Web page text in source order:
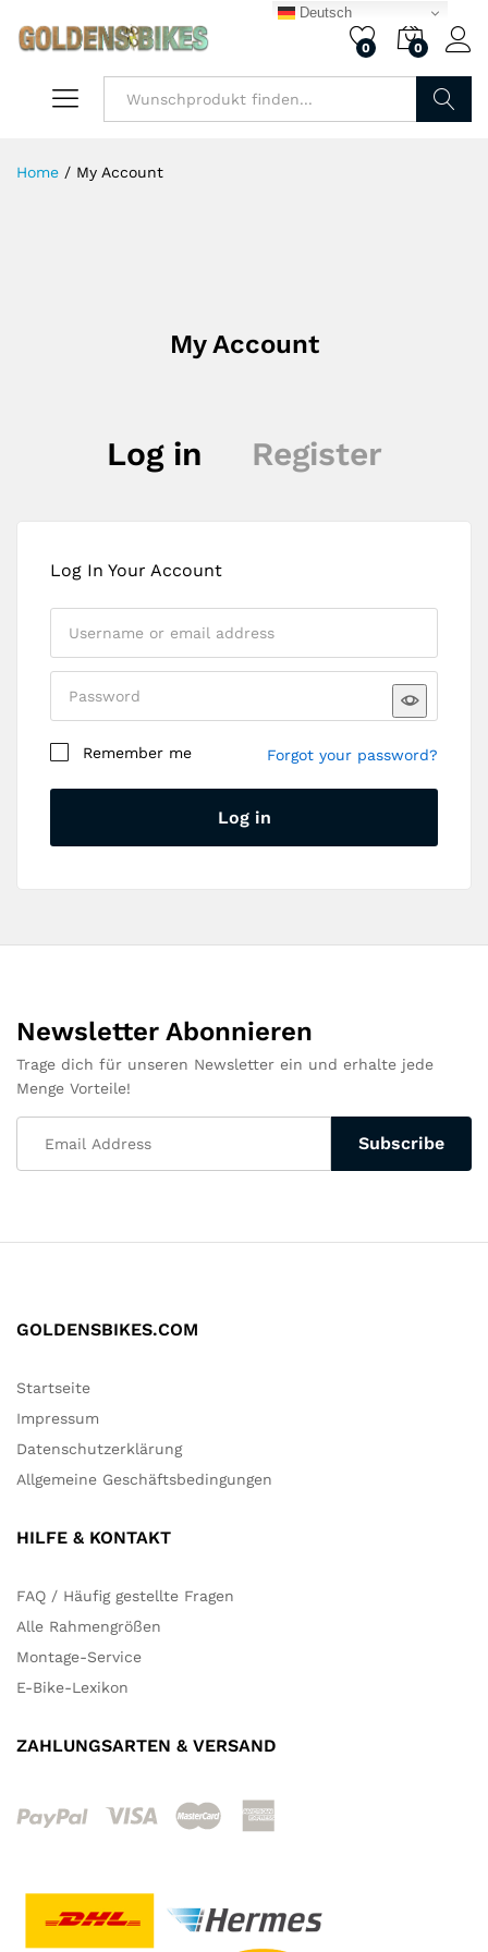
0 0
Home / My Account
My Account
Log in Register
Log In Your Account
Remember me Forgot your password?
Log in
Newsletter Abonnieren
Trage dich für unseren Newsletter ein und erhalte jede
Menge Vorteile!
GOLDENSBIKES.COM
Startseite
Impressum
Datenschutzerklärung
Allgemeine Geschäftsbedingungen
HILFE & KONTAKT
FAQ / Häufig gestellte Fragen
Alle Rahmengrößen
Montage-Service
E-Bike-Lexikon
ZAHLUNGSARTEN & VERSAND
Deutsch